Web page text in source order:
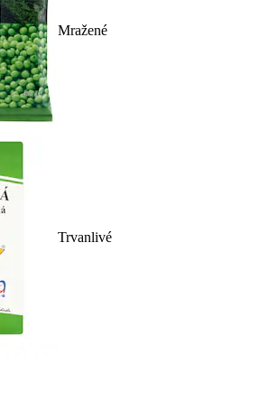
Mražené
Trvanlivé